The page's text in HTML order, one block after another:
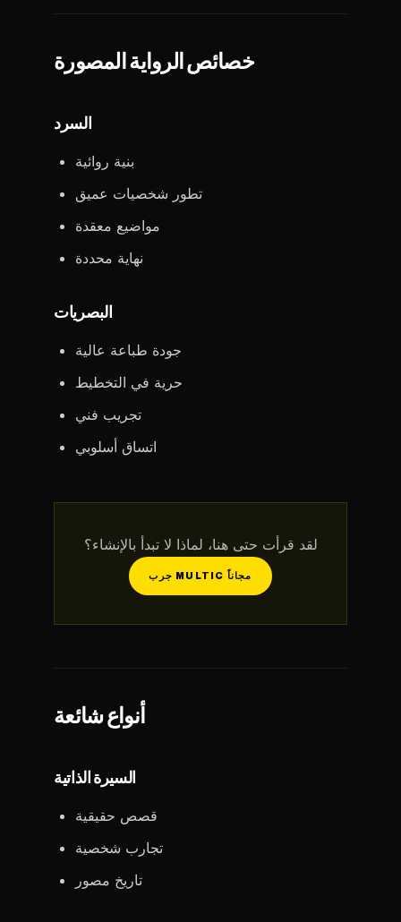
خصائص الرواية المصورة
السرد
بنية روائية
تطور شخصيات عميق
مواضيع معقدة
نهاية محددة
البصريات
جودة طباعة عالية
حرية في التخطيط
تجريب فني
اتساق أسلوبي
لقد قرأت حتى هنا، لماذا لا تبدأ بالإنشاء؟
جرب MULTIC مجاناً
أنواع شائعة
السيرة الذاتية
قصص حقيقية
تجارب شخصية
تاريخ مصور